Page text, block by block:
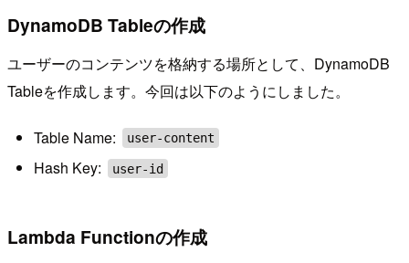
DynamoDB Tableの作成
ユーザーのコンテンツを格納する場所として、DynamoDB
Tableを作成します。今回は以下のようにしました。
Table Name: user-content
Hash Key: user-id
Lambda Functionの作成